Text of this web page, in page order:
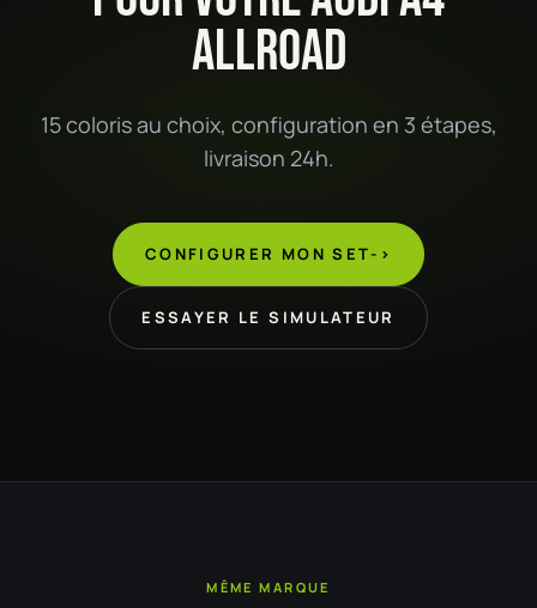
ALLROAD
15 coloris au choix, configuration en 3 étapes,
livraison 24h.
CONFIGURER MON SET->
ESSAYER LE SIMULATEUR
MÊME MARQUE